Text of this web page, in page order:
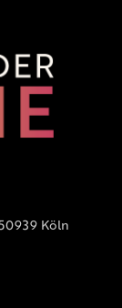
Köln